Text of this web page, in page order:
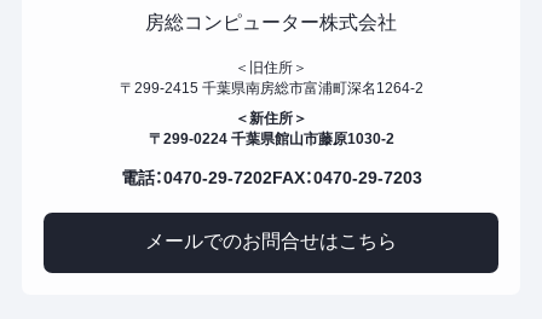
房総コンピューター株式会社
＜旧住所＞
〒299-2415 千葉県南房総市富浦町深名1264-2
＜新住所＞
〒299-0224 千葉県館山市藤原1030-2
電話：0470-29-7202FAX：0470-29-7203
メールでのお問合せはこちら